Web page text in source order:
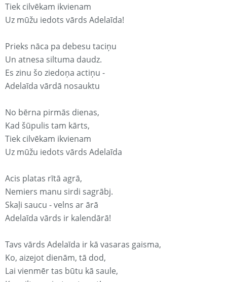
Tiek cilvēkam ikvienam
Uz mūžu iedots vārds Adelaīda!
Prieks nāca pa debesu taciņu
Un atnesa siltuma daudz.
Es zinu šo ziedoņa actiņu -
Adelaīda vārdā nosauktu
No bērna pirmās dienas,
Kad šūpulis tam kārts,
Tiek cilvēkam ikvienam
Uz mūžu iedots vārds Adelaīda
Acis platas rītā agrā,
Nemiers manu sirdi sagrābj.
Skaļi saucu - velns ar ārā
Adelaīda vārds ir kalendārā!
Tavs vārds Adelaīda ir kā vasaras gaisma,
Ko, aizejot dienām, tā dod,
Lai vienmēr tas būtu kā saule,